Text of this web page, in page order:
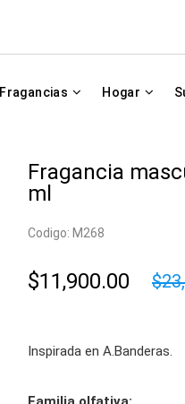
Fragancias Hogar
Fragancia
ml
Codigo: M268
$11,900.00
Inspirada en A.Banderas.